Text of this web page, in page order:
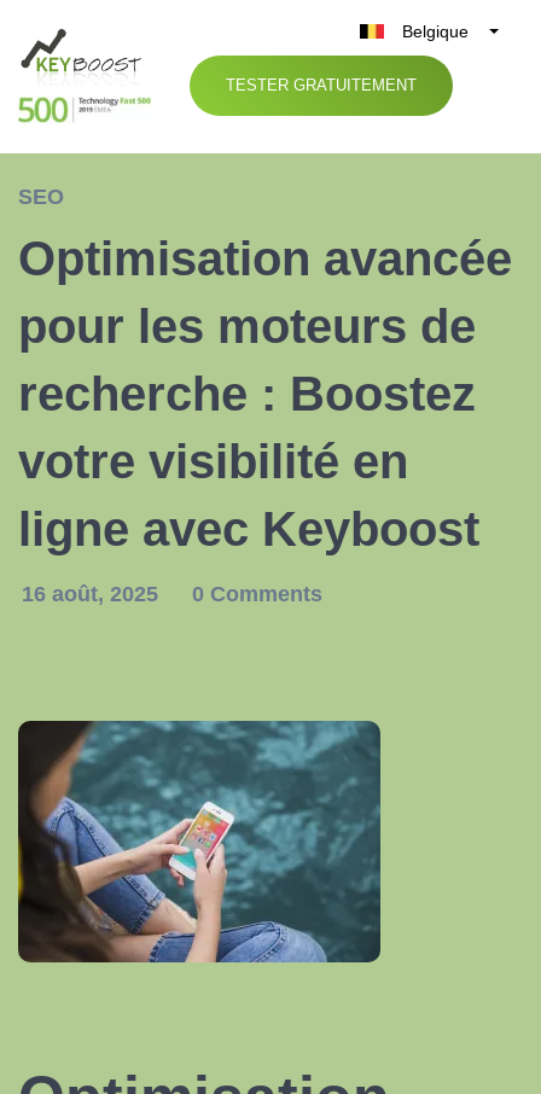
Belgique
België
Nederland
España
TESTER GRATUITEMENT
SEO
Optimisation avancée
pour les moteurs de
recherche : Boostez
votre visibilité en
ligne avec Keyboost
16 août, 2025 0 Comments